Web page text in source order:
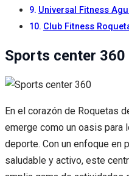
Universal Fitness
Club Fitness
Sports center 360
En el corazón de Roquetas
emerge como un oasis
deporte. Con un enfoque en
saludable y activo, este